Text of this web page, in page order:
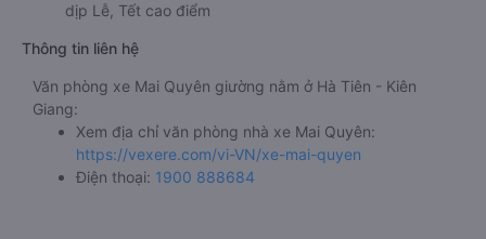
dịp Lễ, Tết cao điểm
Thông tin liên hệ
Văn phòng xe Mai Quyên giường nằm ở Hà Tiên - Kiên
Giang:
Xem địa chỉ văn phòng nhà xe Mai Quyên:
https://vexere.com/vi-VN/xe-mai-quyen
Điện thoại: 1900 888684